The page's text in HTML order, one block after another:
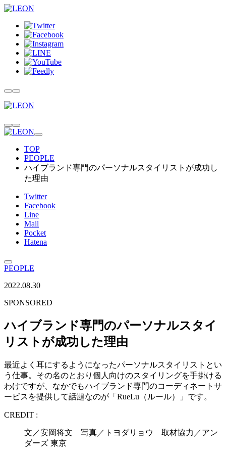
TOP
PEOPLE
ハイブランド専門のパーソナルスタイリストが成功し
た理由
Twitter
Facebook
Line
Mail
Pocket
Hatena
PEOPLE
2022.08.30
SPONSORED
ハイブランド専門のパーソナルスタイ
リストが成功した理由
最近よく耳にするようになったパーソナルスタイリストとい
う仕事。その名のとおり個人向けのスタイリングを手掛ける
わけですが、なかでもハイブランド専門のコーディネートサ
ービスを提供して話題なのが「RueLu（ルール）」です。
CREDIT :
文／安岡将文 写真／トヨダリョウ 取材協力／アン
ダーズ 東京